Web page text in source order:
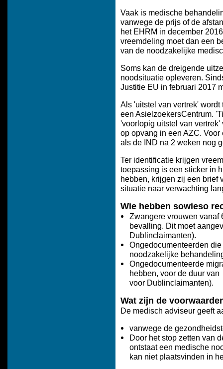
Vaak is medische
vanwege de prijs of de
het EHRM in december
vreemdeling moet dan een
van de noodzakelijke
Soms kan de dreigende
noodsituatie opleveren.
Justitie EU in februari 2017
Als 'uitstel van vertrek'
een AsielzoekersCentrum.
'voorlopig uitstel van
op opvang in een AZC.
als de IND na 2 weken nog
Ter identificatie krijgen
toepassing is een sticker in
hebben, krijgen zij een brief
situatie naar verwachting
Wie hebben sowieso
Zwangere vrouwen vanaf
bevalling. Dit moet
Dublinclaimanten).
Ongedocumenteerden
noodzakelijke
Ongedocumenteerde
hebben, voor de duur
voor Dublinclaimanten).
Wat zijn de
De medisch adviseur geeft
vanwege de
Door het stop zetten van
ontstaat een medische
kan niet plaatsvinden in